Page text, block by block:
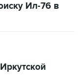
Ил-76 в